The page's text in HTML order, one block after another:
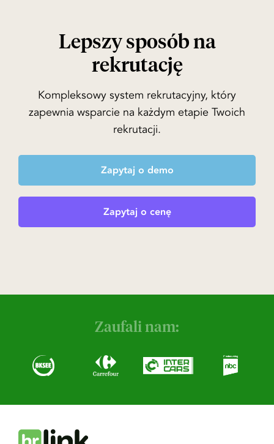
Lepszy sposób na
rekrutację
Kompleksowy system rekrutacyjny, który
zapewnia wsparcie na każdym etapie Twoich
rekrutacji.
Zapytaj o demo
Zapytaj o cenę
Zaufali nam: